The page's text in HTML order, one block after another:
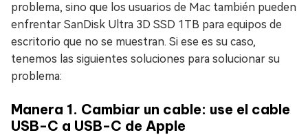
problema, sino que los usuarios de Mac también pueden
enfrentar SanDisk Ultra 3D SSD 1TB para equipos de
escritorio que no se muestran. Si ese es su caso,
tenemos las siguientes soluciones para solucionar su
problema:
Manera 1. Cambiar un cable: use el cable
USB-C a USB-C de Apple